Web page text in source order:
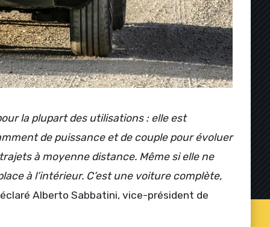
la plupart des utilisations : elle est
de puissance et de couple pour évoluer
à moyenne distance. Même si elle ne
à l’intérieur. C’est une voiture complète,
Alberto Sabbatini, vice-président de